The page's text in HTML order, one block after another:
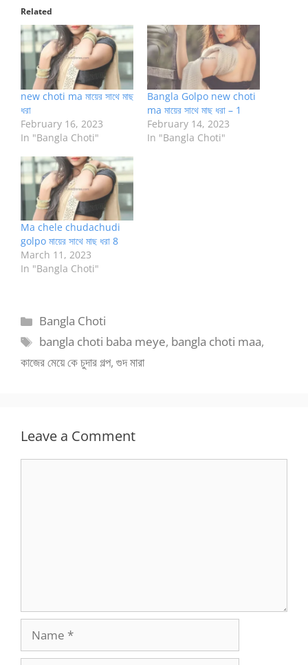
Related
new choti ma মায়ের সাথে মাছ
ধরা
February 16, 2023
In "Bangla Choti"
Bangla Golpo new choti
ma মায়ের সাথে মাছ ধরা – 1
February 14, 2023
In "Bangla Choti"
Ma chele chudachudi
golpo মায়ের সাথে মাছ ধরা 8
March 11, 2023
In "Bangla Choti"
Categories
Bangla Choti
Tags
bangla choti baba meye, bangla choti maa,
কাজের মেয়ে কে চুদার গল্প, গুদ মারা
Leave a Comment